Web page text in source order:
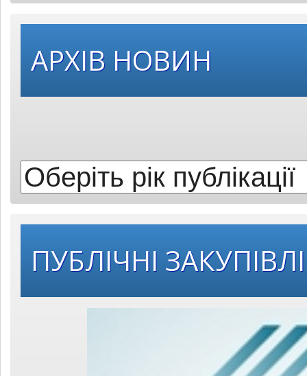
АРХІВ НОВИН
Оберіть
рік
публікації:
ПУБЛІЧНІ ЗАКУПІВЛІ